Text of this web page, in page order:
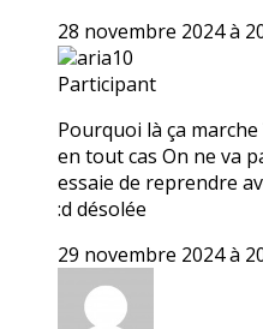
28 novembre 2024 à
aria10
Participant
Pourquoi là ça marche
en tout cas On ne va
essaie de reprendre
:d désolée
29 novembre 2024 à